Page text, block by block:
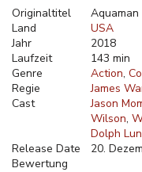
Originaltitel
Aquaman
Land
USA
Jahr
2018
Laufzeit
143 min
Genre
Action
Regie
James
Cast
Jason
Wilson
Dolph
Release Date
20.
Bewertung